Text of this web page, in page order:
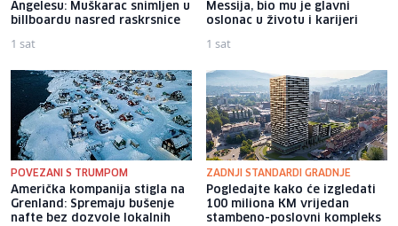
Angelesu: Muškarac snimljen u
billboardu nasred raskrsnice
1 sat
Messija, bio mu je glavni
oslonac u životu i karijeri
1 sat
POVEZANI S TRUMPOM
Američka kompanija stigla na
Grenland: Spremaju bušenje
nafte bez dozvole lokalnih
ZADNJI STANDARDI GRADNJE
Pogledajte kako će izgledati
100 miliona KM vrijedan
stambeno-poslovni kompleks